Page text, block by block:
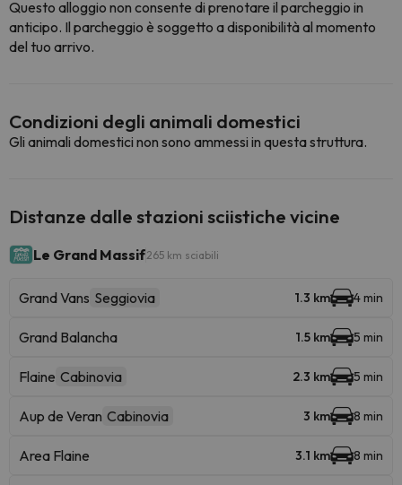
Questo alloggio non consente di prenotare il parcheggio in
anticipo. Il parcheggio è soggetto a disponibilità al momento
del tuo arrivo.
Condizioni degli animali domestici
Gli animali domestici non sono ammessi in questa struttura.
Distanze dalle stazioni sciistiche vicine
Le Grand Massif265 km sciabili
Grand Vans Seggiovia 1.3 km 4 min
Grand Balancha 1.5 km 5 min
Flaine Cabinovia 2.3 km 5 min
Aup de Veran Cabinovia 3 km 8 min
Area Flaine 3.1 km 8 min